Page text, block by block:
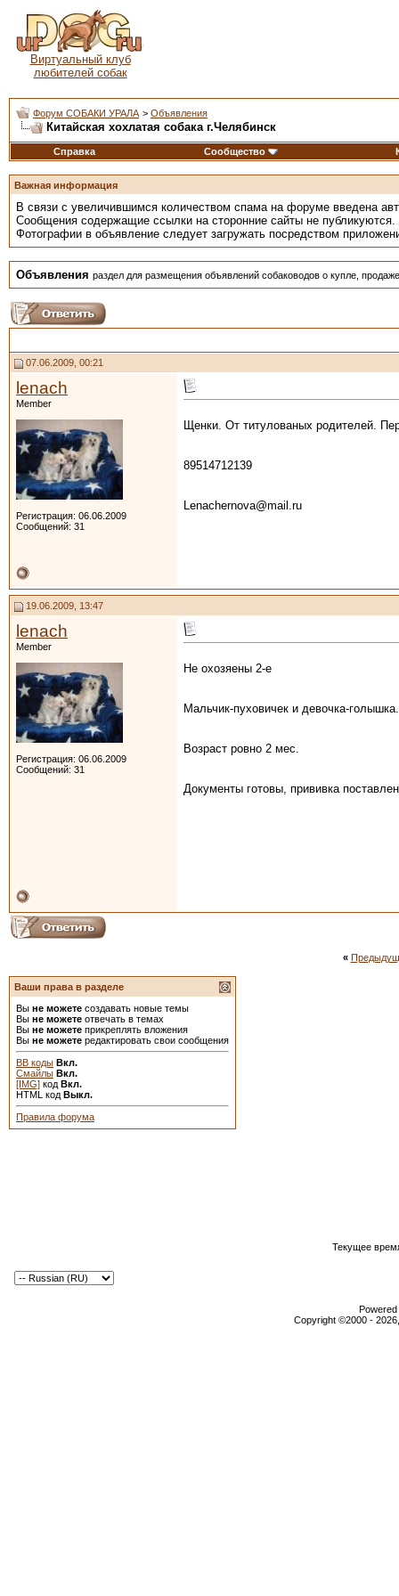
Виртуальный клуб
любителей собак
Форум СОБАКИ УРАЛА > Объявления
Китайская хохлатая собака г.Челябинск
Справка Сообщество
Важная информация
В связи с увеличившимся количеством спама на форуме введена
Сообщения содержащие ссылки на сторонние сайты не публикуются.
Фотографии в объявление следует загружать посредством
Объявления раздел для размещения объявлений собаководов о купле,
07.06.2009, 00:21
lenach
Member
Регистрация: 06.06.2009
Сообщений: 31
Щенки. От титулованых родителей.
89514712139
Lenachernova@mail.ru
19.06.2009, 13:47
lenach
Member
Регистрация: 06.06.2009
Сообщений: 31
Не охозяены 2-е
Мальчик-пуховичек и девочка-голышка.
Возраст ровно 2 мес.
Документы готовы, прививка
«
Ваши права в разделе
Вы не можете создавать новые темы
Вы не можете отвечать в темах
Вы не можете прикреплять вложения
Вы не можете редактировать свои сообщения
BB коды Вкл.
Смайлы Вкл.
[IMG] код Вкл.
HTML код Выкл.
Правила форума
Текущее
Copyright ©2000 -